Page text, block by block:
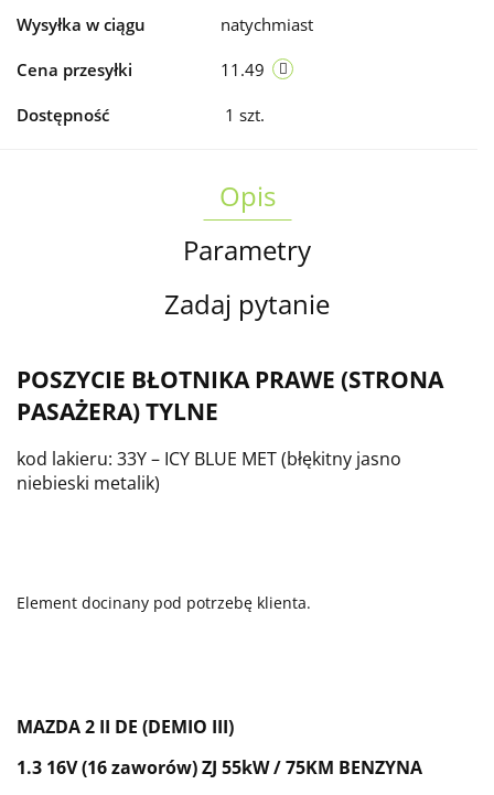
Wysyłka w ciągu natychmiast
Cena przesyłki 11.49
Dostępność 1 szt.
Opis
Parametry
Zadaj pytanie
POSZYCIE BŁOTNIKA PRAWE (STRONA
PASAŻERA) TYLNE
kod lakieru: 33Y– ICY BLUE MET (błękitny jasno
niebieski metalik)
Element docinany pod potrzebę klienta.
MAZDA 2 II DE (DEMIO III)
1.3 16V (16 zaworów)ZJ 55kW /75KM BENZYNA